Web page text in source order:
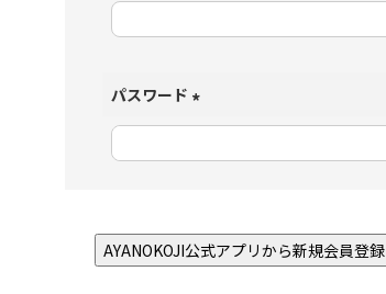
(
必
)
パスワード
(
必
AYANOKOJI公式アプリから新規会員登録